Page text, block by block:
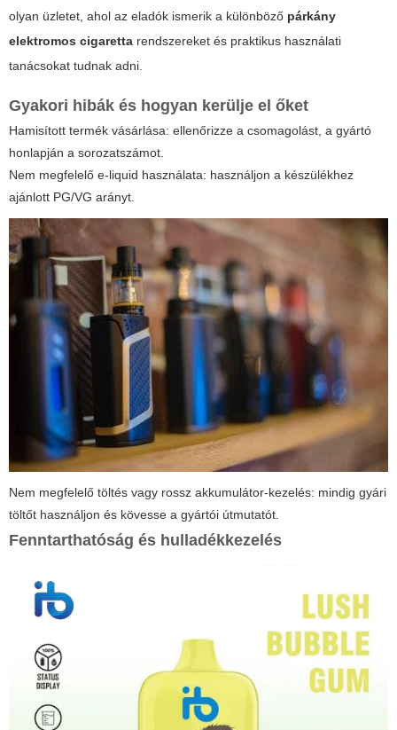
olyan üzletet, ahol az eladók ismerik a különböző párkány
elektromos cigaretta rendszereket és praktikus használati
tanácsokat tudnak adni.
Gyakori hibák és hogyan kerülje el őket
Hamisított termék vásárlása: ellenőrizze a csomagolást, a gyártó
honlapján a sorozatszámot.
Nem megfelelő e-liquid használata: használjon a készülékhez
ajánlott PG/VG arányt.
Nem megfelelő töltés vagy rossz akkumulátor-kezelés: mindig gyári
töltőt használjon és kövesse a gyártói útmutatót.
Fenntarthatóság és hulladékkezelés